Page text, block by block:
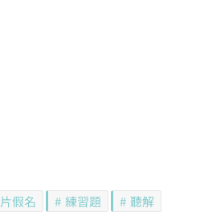
片假名 練習題 聽解